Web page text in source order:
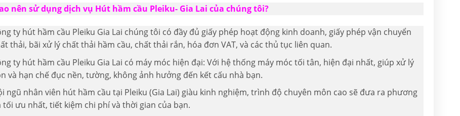
nên sử dụng dịch vụ Hút hầm cầu Pleiku- Gia Lai của chúng tôi?
ty hút hầm cầu Pleiku Gia Lai chúng tôi có đầy đủ giấy phép hoạt động kinh doanh, giấy phép vận chuyển
thải, bãi xử lý chất thải hầm cầu, chất thải rắn, hóa đơn VAT, và các thủ tục liên quan.
ty hút hầm cầu Pleiku Gia Lai có máy móc hiện đại: Với hệ thống máy móc tối tân, hiện đại nhất, giúp xử lý
và hạn chế đục nền, tường, không ảnh hưởng đến kết cấu nhà bạn.
ngũ nhân viên hút hầm cầu tại Pleiku (Gia Lai) giàu kinh nghiệm, trình độ chuyên môn cao sẽ đưa ra phương
tối ưu nhất, tiết kiệm chi phí và thời gian của bạn.